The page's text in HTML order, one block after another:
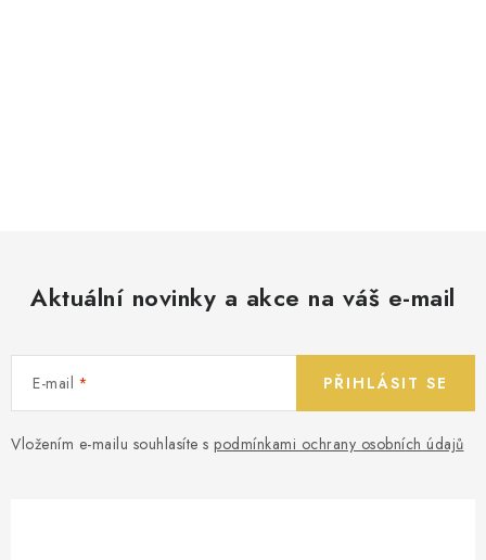
Aktuální novinky a akce na váš e-mail
E-mail
Vložením e-mailu souhlasíte s podmínkami ochrany osobních údajů
PŘIHLÁSIT SE